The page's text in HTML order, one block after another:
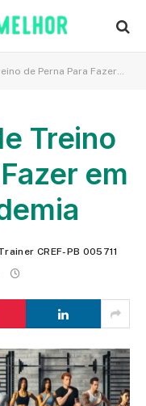
Para Fazer em Casa e na Academia
Treino
em
CREF-PB 005711